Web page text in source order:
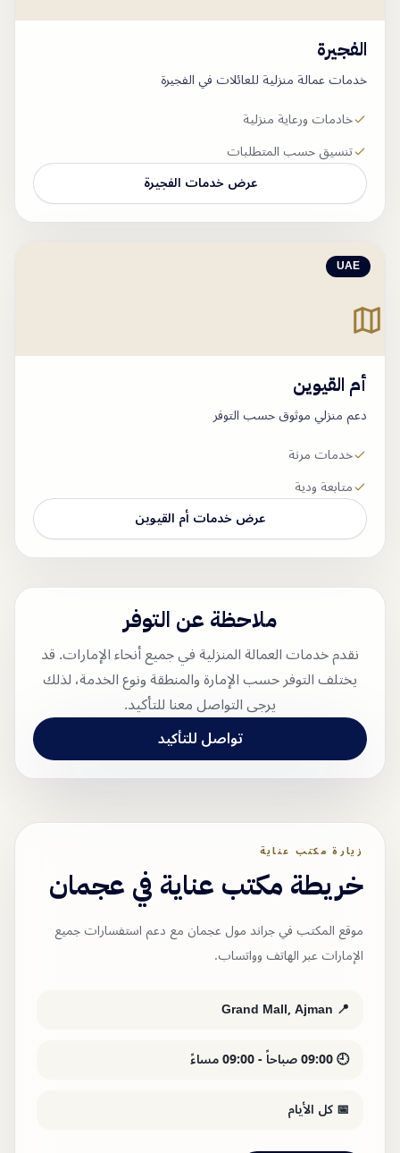
الفجيرة
خدمات عمالة منزلية للعائلات في الفجيرة
خادمات ورعاية منزلية
تنسيق حسب المتطلبات
عرض خدمات الفجيرة
UAE
أم القيوين
دعم منزلي موثوق حسب التوفر
خدمات مرنة
متابعة ودية
عرض خدمات أم القيوين
ملاحظة عن التوفر
نقدم خدمات العمالة المنزلية في جميع أنحاء الإمارات. قد
يختلف التوفر حسب الإمارة والمنطقة ونوع الخدمة، لذلك
يرجى التواصل معنا للتأكيد.
تواصل للتأكيد
زيارة مكتب عناية
خريطة مكتب عناية في عجمان
موقع المكتب في جراند مول عجمان مع دعم استفسارات جميع
الإمارات عبر الهاتف وواتساب.
📍 Grand Mall, Ajman
🕘09:00 صباحاً - 09:00 مساءً
📅كل الأيام